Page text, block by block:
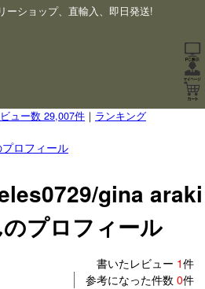
ーショップ、直輸入、即日発送!
ュー数 29,007件 ｜ ランキング
ロフィール
gina araki
プロフィール
書いたレビュー 1件
参考になった件数 0件